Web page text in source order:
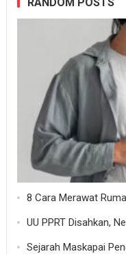
8 Cara Merawat
UU PPRT Disahkan,
Sejarah Maskapai